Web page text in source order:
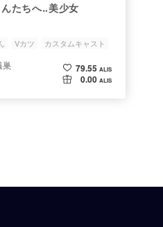
たちへ‥美少女
Vカツ カスタムキャスト
79.55 ALIS
0.00 ALIS